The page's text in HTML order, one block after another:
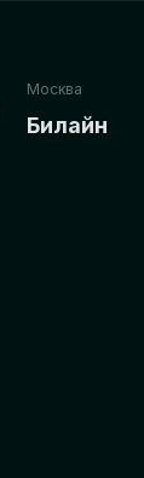
Москва
Билайн